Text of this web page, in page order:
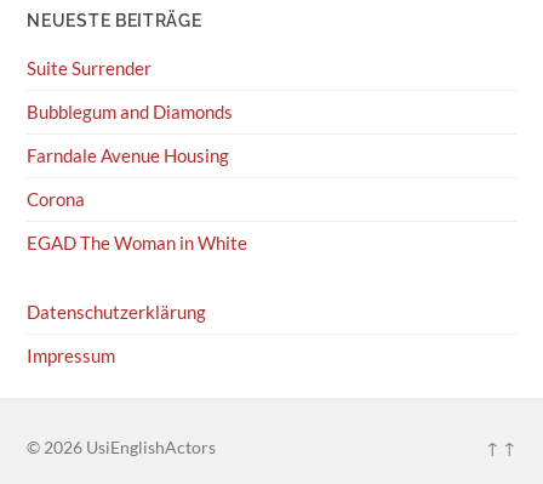
NEUESTE BEITRÄGE
Suite Surrender
Bubblegum and Diamonds
Farndale Avenue Housing
Corona
EGAD The Woman in White
Datenschutzerklärung
Impressum
© 2026 UsiEnglishActors ↑ ↑